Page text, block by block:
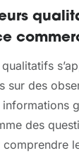
sur des
des